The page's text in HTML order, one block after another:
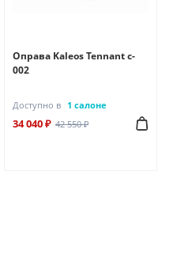
Оправа Kaleos Tennant c-
002
Доступно в 1 салоне
34 040 ₽ 42 550 ₽